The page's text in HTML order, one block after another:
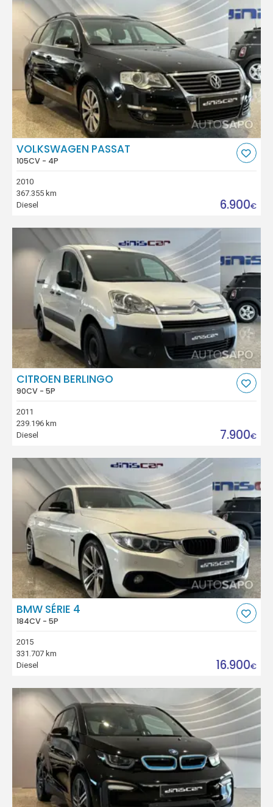
VOLKSWAGEN PASSAT
105CV - 4P
2010
367.355 km
Diesel
6.900€
CITROEN BERLINGO
90CV - 5P
2011
239.196 km
Diesel
7.900€
BMW SÉRIE 4
184CV - 5P
2015
331.707 km
Diesel
16.900€